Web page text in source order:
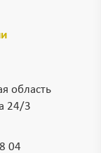
область
24/3
04